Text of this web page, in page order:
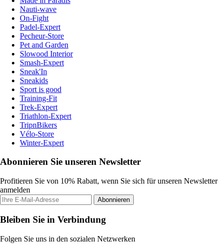
Nauti-wave
On-Fight
Padel-Expert
Pecheur-Store
Pet and Garden
Slowood Interior
Smash-Expert
Sneak'In
Sneakids
Sport is good
Training-Fit
Trek-Expert
Triathlon-Expert
TripnBikers
Vélo-Store
Winter-Expert
Abonnieren Sie unseren Newsletter
Profitieren Sie von 10% Rabatt, wenn Sie sich für unseren Newsletter
anmelden
Abonnieren
Bleiben Sie in Verbindung
Folgen Sie uns in den sozialen Netzwerken